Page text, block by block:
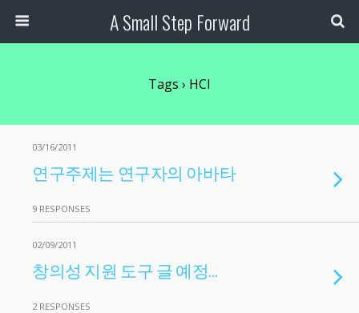
A Small Step Forward
Tags › HCI
03/16/2011
연구주제는 연구자의 아바타
9 RESPONSES
02/09/2011
창의성 지원 도구 글 예정…
2 RESPONSES